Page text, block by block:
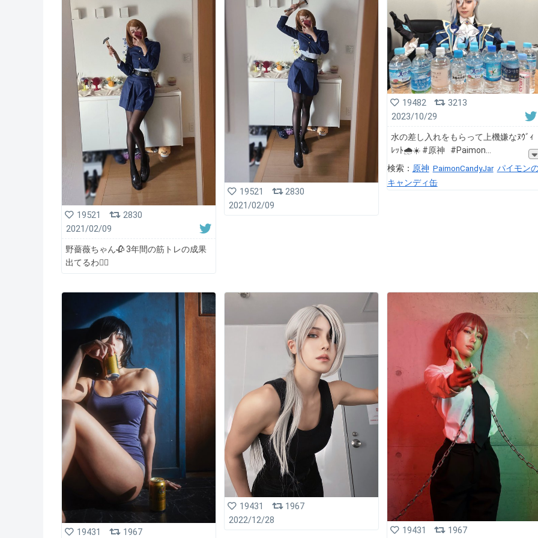
19521
2830
2021/02/09
野薔薇ちゃん🥀 3年間の筋トレの成果
出てるわ✌🏽
19521
2830
2021/02/09
19482
3213
2023/10/29
水の差し入れをもらって上機嫌なﾇｳﾞｨ
ﾚｯﾄ🌧☀️ #原神 #Paimon
検索： 原神 PaimonCandyJar パイモン
キャンディ缶
19431 1967
19431
1967
2022/12/28
19431
1967